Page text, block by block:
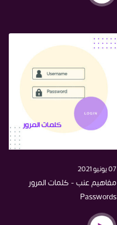
07 يونيو 2021
مفاهيم عنب - كلمات المرور
Passwords